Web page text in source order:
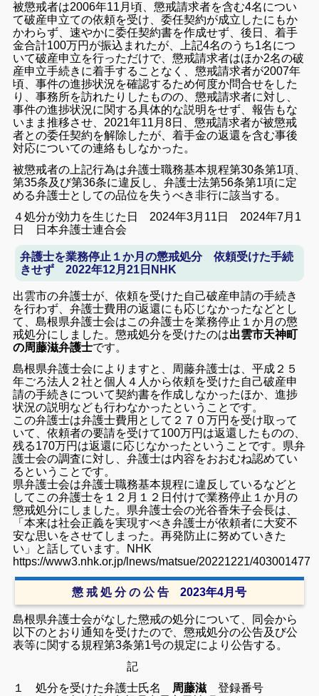
被懲戒者は2006年11月頃、懲戒請求者を含む4名につい
て破産申立ての依頼を受け、委任契約が成立したにもか
かわらず、速やかに委任契約書を作成せず、後日、着手
金合計100万円が振込まれたが、上記4名のうち1名につ
いて破産申立を行っただけで、懲戒請求者はほか2名の破
産申立手続きに着手することなく、懲戒請求者が2007年
頃、事件の進捗状況を確認するため何度か問合せをした
り、事務所を訪れたりしたものの、懲戒請求者に対し、
事件の進捗状況に関する具体的な説明をせず、報告もな
いまま推移させ、2021年11月8日、懲戒請求者が被懲戒
者との委任契約を解除したが、着手金の返還を含む事後
対応についての連絡もしなかった。
被懲戒者の上記行為は弁護士職務基本規程第30条第1項、
第35条及び第36条に違反し、弁護士法第56条第1項に定
める弁護士としての品位を失うべき非行に該当する。
４処分が効力を生じた日 2024年3月11日
2024年7月1
日 日本弁護士連合会
弁護士を業務停止１か月の懲戒処分 依頼受けた手続
きせず 2022年12月21日NHK
出雲市の弁護士が、依頼を受けた自己破産申請の手続き
を行わず、弁護士費用の返還にも応じなかったなどとし
て、島根県弁護士会はこの弁護士を業務停止１か月の懲
戒処分にしました。懲戒処分を受けたのは出雲市天神町
の周藤滋弁護士です。
島根県弁護士会によりますと、周藤弁護士は、平成２５
年ごろ法人２社と個人４人から依頼を受けた自己破産申
請の手続きについて契約書を作成しなかったほか、進捗
状況の説明なども行わなかったということです。
この弁護士は弁護士費用として２７０万円を受け取って
いて、依頼者の要請を受けて100万円は返還したものの、
残る170万円は返還に応じなかったということです。県弁
護士会の調査に対し、弁護士は内容をおおむね認めてい
るということです。
県弁護士会は弁護士職務基本規程に違反しているなどと
してこの弁護士を１２月１２日付けで業務停止１か月の
懲戒処分にしました。県弁護士会の光谷香朱子会長は、
「本来は社会正義を実現すべき弁護士が依頼者に大変不
安な思いをさせてしまった。再発防止に努めていきた
い」と話しています。 NHK
https://www3.nhk.or.jp/lnews/matsue/20221221/
懲 戒 処 分 の 公 告 2023年4月号
島根県弁護士会がなした懲戒の処分について、同会から
以下のとおり通知を受けたので、懲戒処分の公告及び公
表等に関する規程第3条第1号の規定により公告する。
記
１ 処分を受けた弁護士氏名
周藤滋登録番号